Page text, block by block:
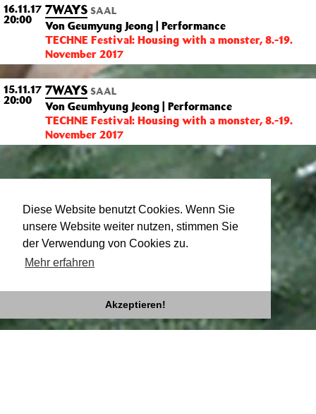
Diese Website benutzt Cookies. Wenn Sie
unsere Website weiter nutzen, stimmen Sie
der Verwendung von Cookies zu.
Mehr erfahren
Akzeptieren!
16.11.17
20:00
7WAYS SAAL
Von Geumyung Jeong | Performance
TECHNE Festival: Housing with a monster, 8.-19.
November 2017
15.11.17
20:00
7WAYS SAAL
Von Geumhyung Jeong | Performance
TECHNE Festival: Housing with a monster, 8.-19.
November 2017
GEUMHYUNG JEONG